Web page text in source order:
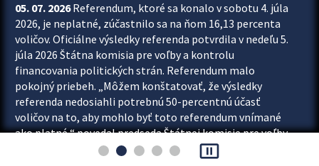
05. 07. 2026Referendum, ktoré sa konalo v sobotu 4. júla
2026, je neplatné, zúčastnilo sa na ňom 16,13 percenta
voličov. Oficiálne výsledky referenda potvrdila v nedeľu 5.
júla 2026 Štátna komisia pre voľby a kontrolu
financovania politických strán. Referendum malo
pokojný priebeh. „Môžem konštatovať, že výsledky
referenda nedosiahli potrebnú 50-percentnú účasť
voličov na to, aby mohlo byť toto referendum vnímané
ako platné,“ povedal predseda Štátnej komisie pre voľby
a kontrolu financovania politických...
pause_presentation